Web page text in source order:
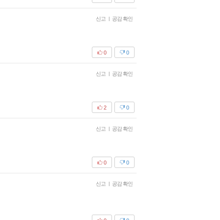
신고 | 공감 확인
0
0
신고 | 공감 확인
0
2
신고 | 공감 확인
0
0
신고 | 공감 확인